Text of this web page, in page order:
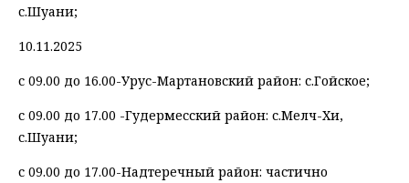
с.Шуани;
10.11.2025
с 09.00 до 16.00-Урус-Мартановский район: с.Гойское;
с 09.00 до 17.00 -Гудермесский район: с.Мелч-Хи,
с.Шуани;
с 09.00 до 17.00-Надтеречный район: частично